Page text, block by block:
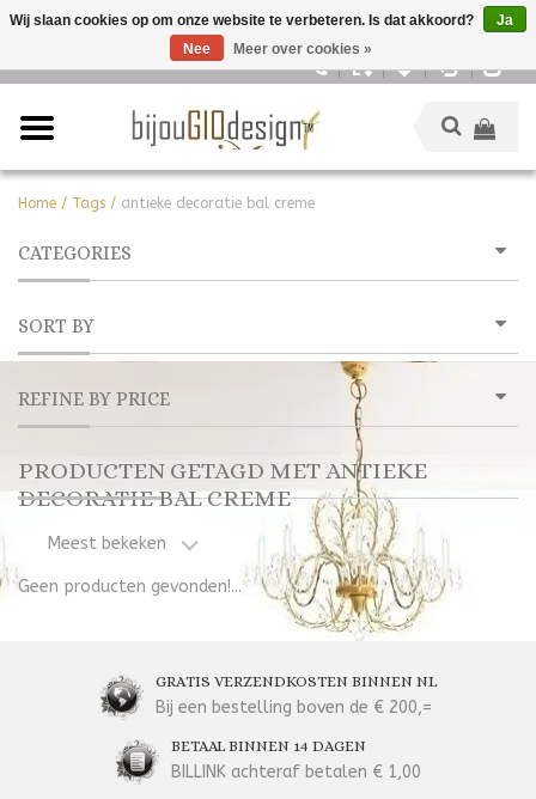
Home / Tags / antieke decoratie bal creme
CATEGORIES
SORT BY
REFINE BY PRICE
PRODUCTEN GETAGD MET ANTIEKE
DECORATIE BAL CREME
Meest bekeken
Geen producten gevonden!...
GRATIS VERZENDKOSTEN BINNEN NL
Bij een bestelling boven de € 200,=
BETAAL BINNEN 14 DAGEN
BILLINK achteraf betalen € 1,00
Wij slaan cookies op om onze website te verbeteren. Is dat akkoord?
Ja
Nee
Meer over cookies »